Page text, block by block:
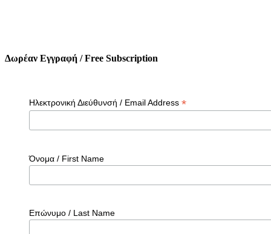
Δωρέαν Εγγραφή / Free Subscription
Ηλεκτρονική Διεύθυνσή / Email Address *
Όνομα / First Name
Επώνυμο / Last Name